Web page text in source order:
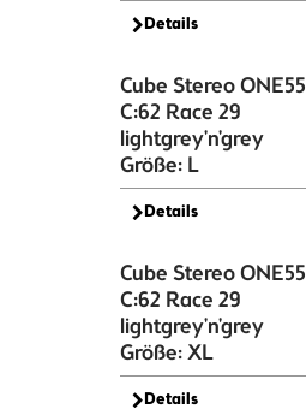
Details
Cube Stereo ONE55
C:62 Race 29
lightgrey'n'grey
Größe: L
Details
Cube Stereo ONE55
C:62 Race 29
lightgrey'n'grey
Größe: XL
Details